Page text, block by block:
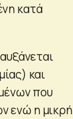
κατά
και
που
ενώ η μικρή